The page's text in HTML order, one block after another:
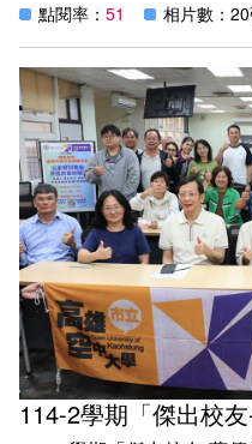
紀實：
一、同學們，等待已久，
特別邀請本系專、兼任授
同學深入了解課程架構與
依據。
二、114暑期的課程有「
論、短影片製作入門」，
略、人際關係管理、AI 科
營管理實務、物聯網實作
像辨識實作與應用」..等相
益量化加倍~
點閱率： 51 相片數：